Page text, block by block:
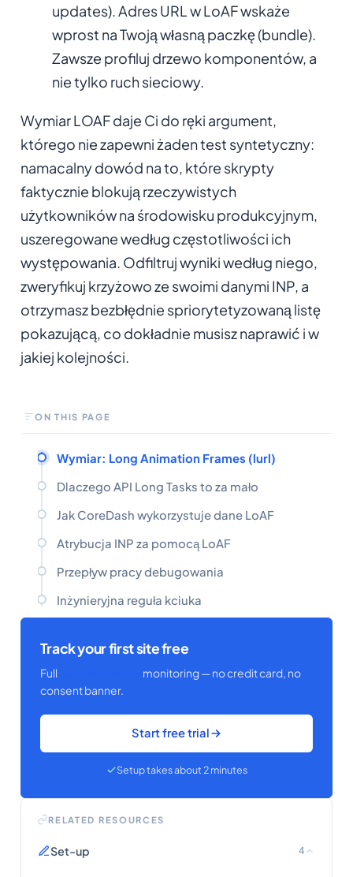
updates). Adres URL w LoAF wskaże
wprost na Twoją własną paczkę (bundle).
Zawsze profiluj drzewo komponentów, a
nie tylko ruch sieciowy.
Wymiar LOAF daje Ci do ręki argument,
którego nie zapewni żaden test syntetyczny:
namacalny dowód na to, które skrypty
faktycznie blokują rzeczywistych
użytkowników na środowisku produkcyjnym,
uszeregowane według częstotliwości ich
występowania. Odfiltruj wyniki według niego,
zweryfikuj krzyżowo ze swoimi danymi INP, a
otrzymasz bezbłędnie spriorytetyzowaną listę
pokazującą, co dokładnie musisz naprawić i w
jakiej kolejności.
ON THIS PAGE
Wymiar: Long Animation Frames (lurl)
Dlaczego API Long Tasks to za mało
Jak CoreDash wykorzystuje dane LoAF
Atrybucja INP za pomocą LoAF
Przepływ pracy debugowania
Inżynieryjna reguła kciuka
Track your first site free
Full
monitoring — no credit card, no
consent banner.
Start free trial
Setup takes about 2 minutes
RELATED RESOURCES
Set-up 4